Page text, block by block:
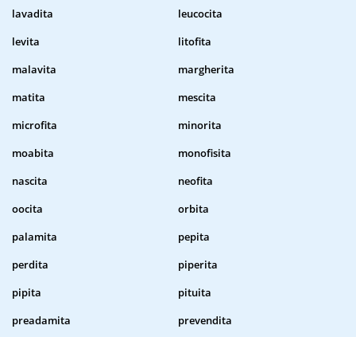
lavadita
leucocita
levita
litofita
malavita
margherita
matita
mescita
microfita
minorita
moabita
monofisita
nascita
neofita
oocita
orbita
palamita
pepita
perdita
piperita
pipita
pituita
preadamita
prevendita